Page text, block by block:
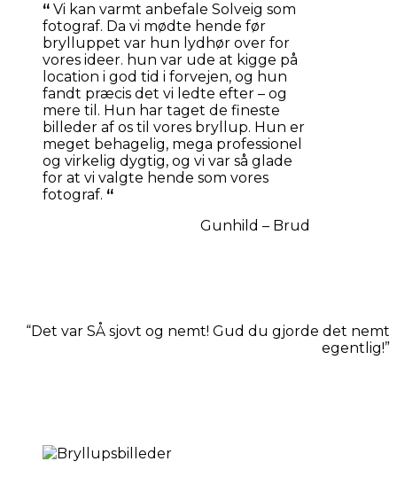
“ Vi kan varmt anbefale Solveig som
fotograf. Da vi mødte hende før
brylluppet var hun lydhør over for
vores ideer. hun var ude at kigge på
location i god tid i forvejen, og hun
fandt præcis det vi ledte efter – og
mere til. Hun har taget de fineste
billeder af os til vores bryllup. Hun er
meget behagelig, mega professionel
og virkelig dygtig, og vi var så glade
for at vi valgte hende som vores
fotograf. “
Gunhild – Brud
“Det var SÅ sjovt og nemt! Gud du gjorde det nemt
egentlig!”